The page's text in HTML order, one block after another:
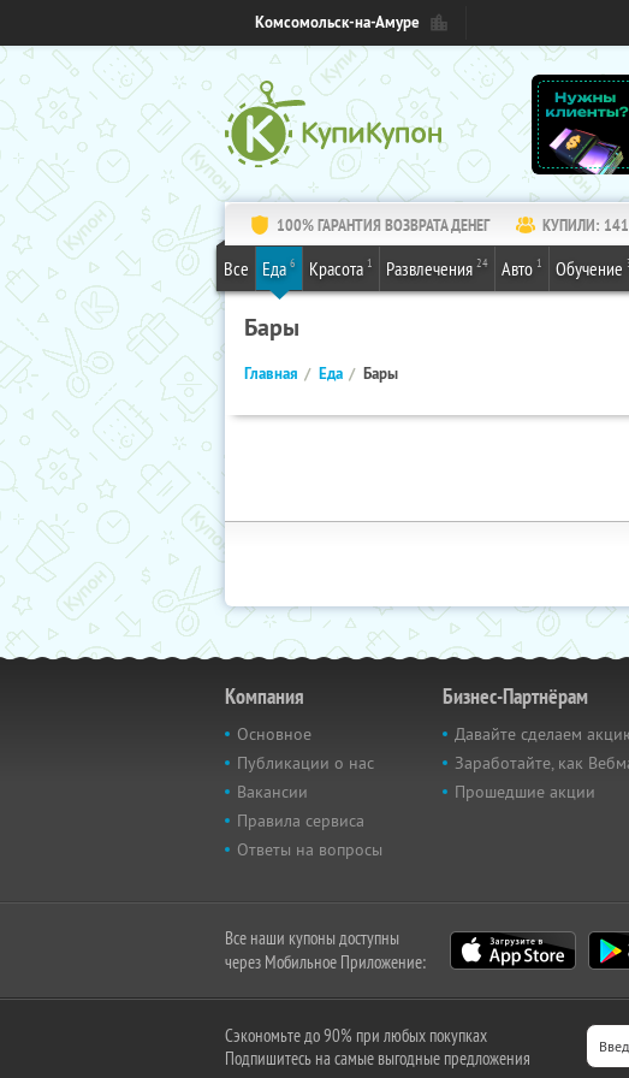
Комсомольск-на-Амуре
100% ГАРАНТИЯ ВОЗВРАТА ДЕНЕГ КУПИЛИ:
Все Еда 6 Красота 1 Развлечения 24 Авто 1 Обучение
Бары
Главная Еда Бары
Компания
Основное
Публикации о нас
Вакансии
Правила сервиса
Ответы на вопросы
Бизнес-Партнёрам
Давайте сделаем
Заработайте, как
Прошедшие акции
Все наши купоны доступны
через Мобильное Приложение:
Сэкономьте до 90% при любых покупках
Подпишитесь на самые выгодные предложения